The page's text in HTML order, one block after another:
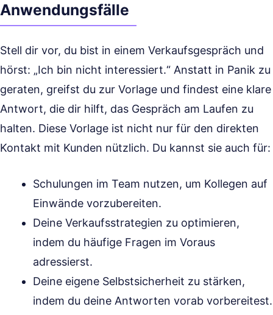
Anwendungsfälle
Stell dir vor, du bist in einem Verkaufsgespräch und
hörst: „Ich bin nicht interessiert.“ Anstatt in Panik zu
geraten, greifst du zur Vorlage und findest eine klare
Antwort, die dir hilft, das Gespräch am Laufen zu
halten. Diese Vorlage ist nicht nur für den direkten
Kontakt mit Kunden nützlich. Du kannst sie auch für:
Schulungen im Team nutzen, um Kollegen auf
Einwände vorzubereiten.
Deine Verkaufsstrategien zu optimieren,
indem du häufige Fragen im Voraus
adressierst.
Deine eigene Selbstsicherheit zu stärken,
indem du deine Antworten vorab vorbereitest.